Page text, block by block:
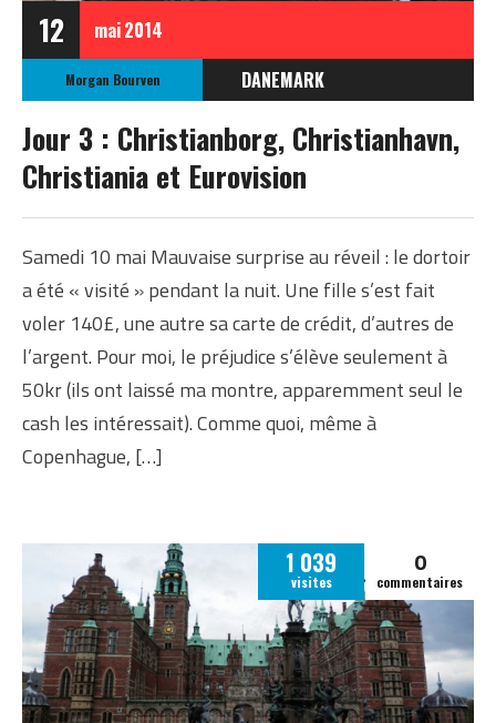
12 mai2014
Morgan Bourven
DANEMARK
EUROPE
Jour 3 : Christianborg, Christianhavn,
Christiania et Eurovision
Samedi 10 mai Mauvaise surprise au réveil : le dortoir
a été « visité » pendant la nuit. Une fille s’est fait
voler 140£, une autre sa carte de crédit, d’autres de
l’argent. Pour moi, le préjudice s’élève seulement à
50kr (ils ont laissé ma montre, apparemment seul le
cash les intéressait). Comme quoi, même à
Copenhague, […]
1 039
visites
0
commentaires